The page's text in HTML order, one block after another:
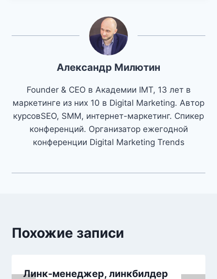
Александр Милютин
Founder & CEO в Академии IMT, 13 лет в
маркетинге из них 10 в Digital Marketing. Автор
курсовSEO, SMM, интернет-маркетинг. Спикер
конференций. Организатор ежегодной
конференции Digital Marketing Trends
Похожие записи
Линк-менеджер, линкбилдер